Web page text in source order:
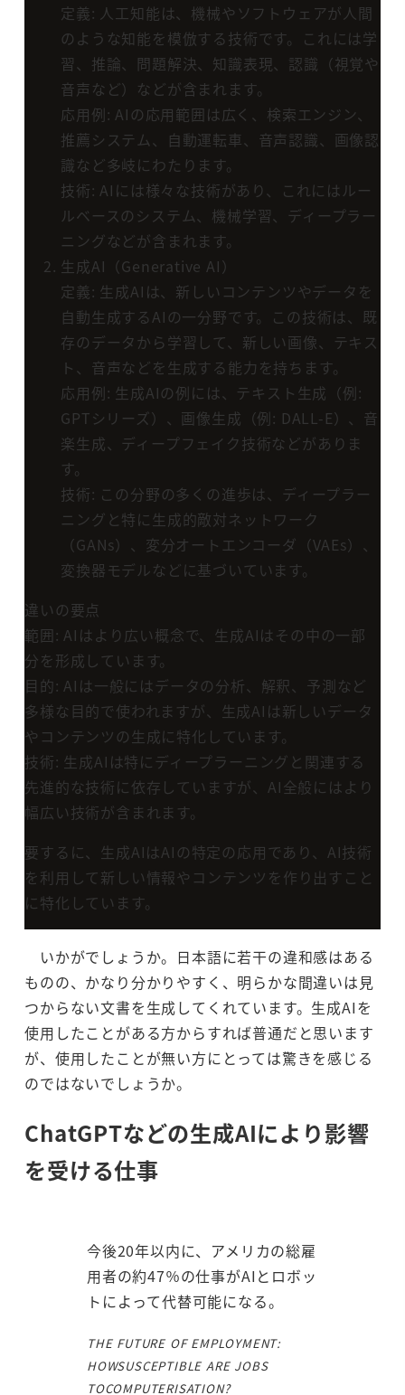
定義: 人工知能は、機械やソフトウェアが人間
のような知能を模倣する技術です。これには学
習、推論、問題解決、知識表現、認識（視覚や
音声など）などが含まれます。
応用例: AIの応用範囲は広く、検索エンジン、
推薦システム、自動運転車、音声認識、画像認
識など多岐にわたります。
技術: AIには様々な技術があり、これにはルー
ルベースのシステム、機械学習、ディープラー
ニングなどが含まれます。
生成AI（Generative AI）
定義: 生成AIは、新しいコンテンツやデータを
自動生成するAIの一分野です。この技術は、既
存のデータから学習して、新しい画像、テキス
ト、音声などを生成する能力を持ちます。
応用例: 生成AIの例には、テキスト生成（例:
GPTシリーズ）、画像生成（例: DALL-E）、音
楽生成、ディープフェイク技術などがありま
す。
技術: この分野の多くの進歩は、ディープラー
ニングと特に生成的敵対ネットワーク
（GANs）、変分オートエンコーダ（VAEs）、
変換器モデルなどに基づいています。
違いの要点
範囲: AIはより広い概念で、生成AIはその中の一部
分を形成しています。
目的: AIは一般にはデータの分析、解釈、予測など
多様な目的で使われますが、生成AIは新しいデータ
やコンテンツの生成に特化しています。
技術: 生成AIは特にディープラーニングと関連する
先進的な技術に依存していますが、AI全般にはより
幅広い技術が含まれます。
要するに、生成AIはAIの特定の応用であり、AI技術
を利用して新しい情報やコンテンツを作り出すこと
に特化しています。
いかがでしょうか。日本語に若干の違和感はある
ものの、かなり分かりやすく、明らかな間違いは見
つからない文書を生成してくれています。生成AIを
使用したことがある方からすれば普通だと思います
が、使用したことが無い方にとっては驚きを感じる
のではないでしょうか。
ChatGPTなどの生成AIにより影響
を受ける仕事
今後20年以内に、アメリカの総雇
用者の約47％の仕事がAIとロボッ
トによって代替可能になる。
THE FUTURE OF EMPLOYMENT:
HOWSUSCEPTIBLE ARE JOBS
TOCOMPUTERISATION?